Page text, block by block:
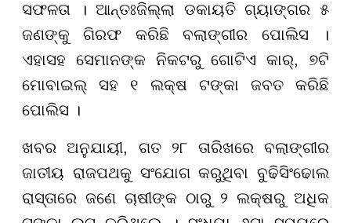
ସଫଳତା । ଆନ୍ତଃଜିଲ୍ଲା ଡକାୟତି ଗ୍ୟାଙ୍ଗର ୫
ଜଣଙ୍କୁ ଗିରଫ କରିଛି ବଲାଙ୍ଗୀର ପୋଲିସ ।
ଏହାସହ ସେମାନଙ୍କ ନିକଟରୁ ଗୋଟିଏ କାର୍, ୭ଟି
ମୋବାଇଲ୍ ସହ ୧ ଲକ୍ଷ ଟଙ୍କା ଜବତ କରିଛି
ପୋଲିସ ।
ଖବର ଅନୁଯାୟୀ, ଗତ ୨୮ ତାରିଖରେ ବଲାଙ୍ଗୀର
ଜାତୀୟ ରାଜପଥକୁ ସଂଯୋଗ କରୁଥିବା ବୁଢିସିଂଢୋଲ
ରାସ୍ତାରେ ଜଣେ ଚାଷୀଙ୍କ ଠାରୁ ୨ ଲକ୍ଷରୁ ଅଧିକ